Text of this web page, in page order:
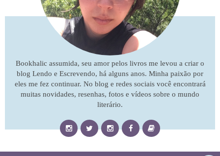
Bookhalic assumida, seu amor pelos livros me levou a criar o
blog Lendo e Escrevendo, há alguns anos. Minha paixão por
eles me fez continuar. No blog e redes sociais você encontrará
muitas novidades, resenhas, fotos e vídeos sobre o mundo
literário.